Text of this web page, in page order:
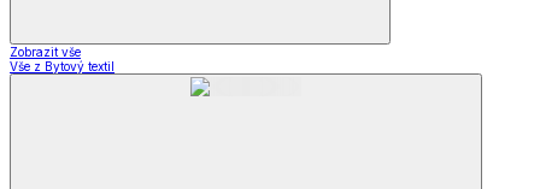
Zobrazit vše
Vše z Bytový textil